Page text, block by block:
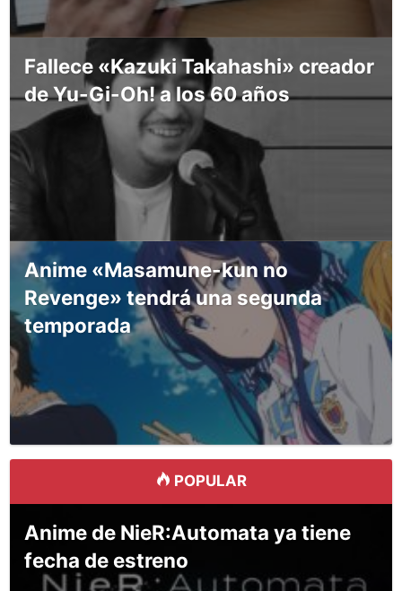
Fallece «Kazuki Takahashi» creador
de Yu-Gi-Oh! a los 60 años
Anime «Masamune-kun no
Revenge» tendrá una segunda
temporada
POPULAR
Anime de NieR:Automata ya tiene
fecha de estreno